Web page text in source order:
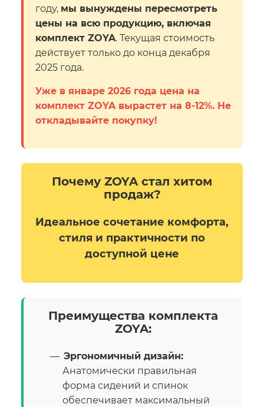
году, мы вынуждены пересмотреть
цены на всю продукцию, включая
комплект ZOYA. Текущая стоимость
действует только до конца декабря
2025 года.
Уже в январе 2026 года цена на
комплект ZOYA вырастет на 8-12%. Не
откладывайте покупку!
Почему ZOYA стал хитом
продаж?
Идеальное сочетание комфорта,
стиля и практичности по
доступной цене
Преимущества комплекта
ZOYA:
Эргономичный дизайн:
Анатомически правильная
форма сидений и спинок
обеспечивает максимальный